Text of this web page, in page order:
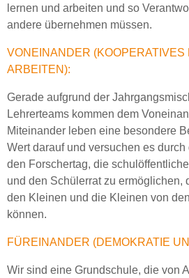
lernen und arbeiten und so
andere übernehmen müssen.
VONEINANDER (KOOPERATIVES
ARBEITEN):
Gerade aufgrund der
Lehrerteams kommen dem
Miteinander leben eine besondere
Wert darauf und versuchen es
den Forschertag, die
und den Schülerrat zu ermöglichen,
den Kleinen und die Kleinen von
können.
FÜREINANDER (DEMOKRATIE
Wir sind eine Grundschule, die von